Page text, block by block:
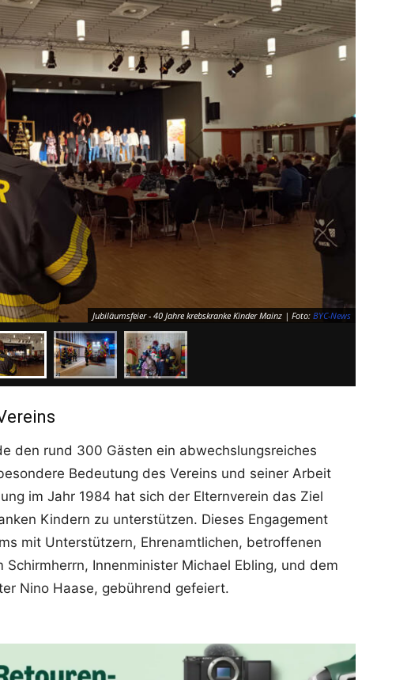
Jubiläumsfeier - 40 Jahre krebskranke Kinder Mainz | Foto:BYC-News
den rund 300 Gästen ein abwechslungsreiches
Bedeutung des Vereins und seiner Arbeit
im Jahr 1984 hat sich der Elternverein das Ziel
Kindern zu unterstützen. Dieses Engagement
mit Unterstützern, Ehrenamtlichen, betroffenen
Innenminister Michael Ebling, und dem
Nino Haase, gebührend gefeiert.